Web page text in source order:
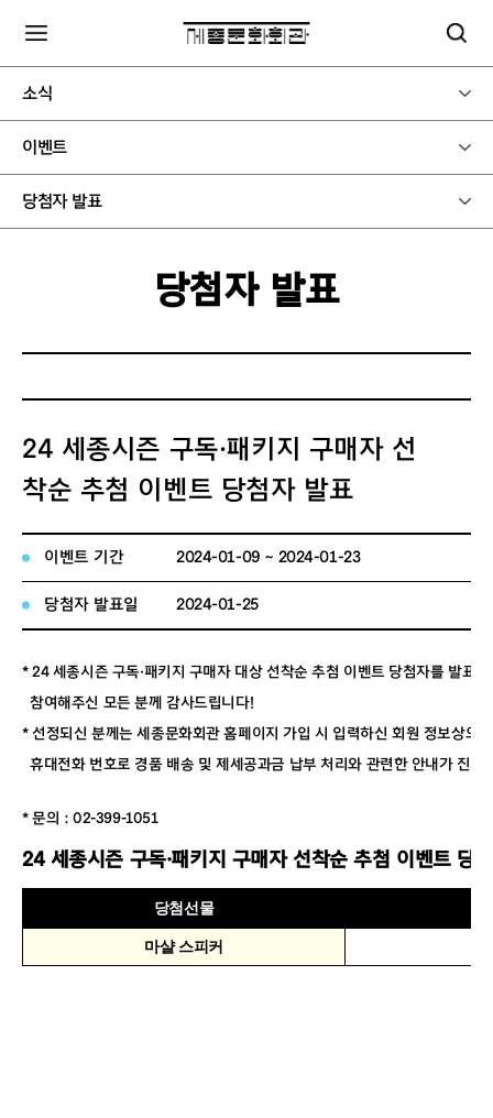
소식
이벤트
당첨자 발표
당첨자 발표
24 세종시즌 구독·패키지 구매자 선
착순 추첨 이벤트 당첨자 발표
이벤트 기간 2024-01-09 ~ 2024-01-23
당첨자 발표일 2024-01-25
* 24 세종시즌 구독·패키지 구매자 대상 선착순 추첨 이벤트 당첨자를 발표합
참여해주신 모든 분께 감사드립니다!
* 선정되신 분께는 세종문화회관 홈페이지 가입 시 입력하신 회원 정보상의
휴대전화 번호로 경품 배송 및 제세공과금 납부 처리와 관련한 안내가 진행
* 문의 : 02-399-1051
24 세종시즌 구독·패키지 구매자 선착순 추첨 이벤트 당
당첨선물
마샬 스피커